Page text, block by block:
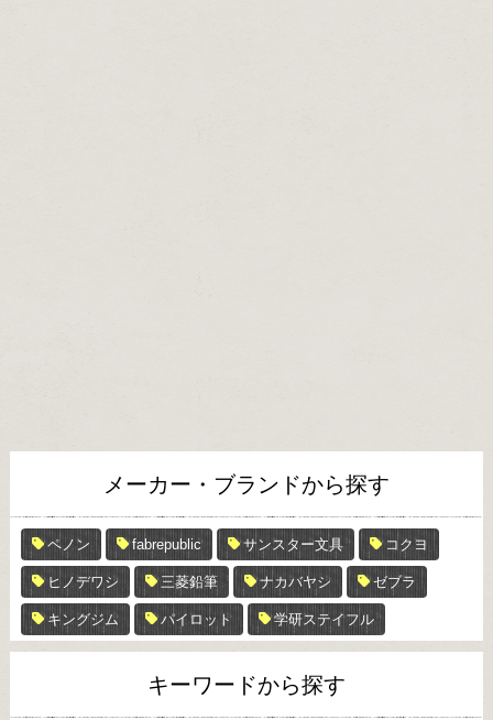
メーカー・ブランドから探す
ペノン fabrepublic サンスター文具 コクヨ
ヒノデワシ 三菱鉛筆 ナカバヤシ ゼブラ
キングジム パイロット 学研ステイフル
キーワードから探す